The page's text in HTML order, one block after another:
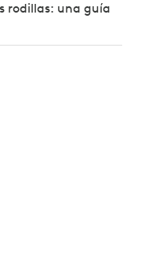
rodillas: una guía